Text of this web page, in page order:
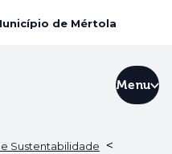
de Mértola
Menu
Sustentabilidade <